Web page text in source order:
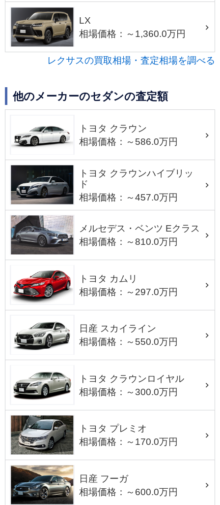
LX
相場価格：～1,360.0万円
レクサスの買取相場・査定相場を調べる
他のメーカーのセダンの査定額
トヨタ クラウン
相場価格：～586.0万円
トヨタ クラウンハイブリッ
ド
相場価格：～457.0万円
メルセデス・ベンツ Eクラス
相場価格：～810.0万円
トヨタ カムリ
相場価格：～297.0万円
日産 スカイライン
相場価格：～550.0万円
トヨタ クラウンロイヤル
相場価格：～300.0万円
トヨタ プレミオ
相場価格：～170.0万円
日産 フーガ
相場価格：～600.0万円